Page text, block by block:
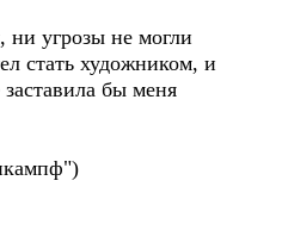
ни угрозы не могли
стать художником, и
бы меня